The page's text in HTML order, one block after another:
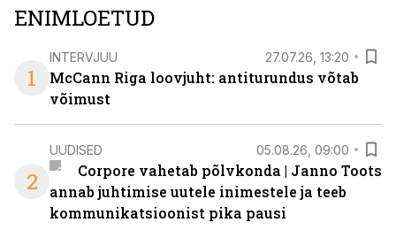
ENIMLOETUD
1
INTERVJUU 27.07.26, 13:20
McCann Riga loovjuht: antiturundus võtab
võimust
2
UUDISED 05.08.26, 09:00
Corpore vahetab põlvkonda | Janno Toots
annab juhtimise uutele inimestele ja teeb
kommunikatsioonist pika pausi